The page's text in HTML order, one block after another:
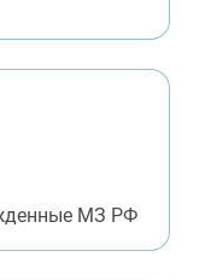
МЗ РФ